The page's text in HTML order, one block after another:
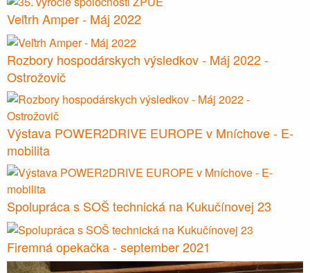
Veľtrh Amper - Máj 2022
Rozbory hospodárskych výsledkov - Máj 2022 -
Ostrožovič
Výstava POWER2DRIVE EUROPE v Mníchove - E-
mobilita
Spolupráca s SOŠ technická na Kukučínovej 23
Firemná opekačka - september 2021